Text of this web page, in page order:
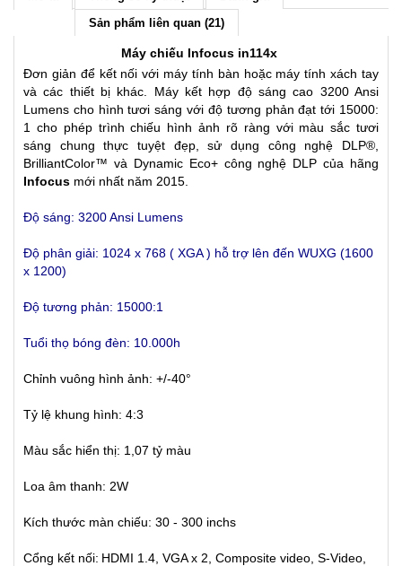
Sản phẩm liên quan (21)
Máy chiếu Infocus in114x
Đơn giản để kết nối với máy tính bàn hoặc máy tính xách tay
và các thiết bị khác. Máy kết hợp độ sáng cao 3200 Ansi
Lumens cho hình tươi sáng với độ tương phản đạt tới 15000:
1 cho phép trình chiếu hình ảnh rõ ràng với màu sắc tươi
sáng chung thực tuyệt đẹp, sử dụng công nghệ DLP®,
BrilliantColor™ và Dynamic Eco+ công nghệ DLP của hãng
Infocus mới nhất năm 2015.
Độ sáng: 3200 Ansi Lumens
Độ phân giải: 1024 x 768 ( XGA ) hỗ trợ lên đến WUXG (1600
x 1200)
Độ tương phản: 15000:1
Tuổi thọ bóng đèn: 10.000h
Chỉnh vuông hình ảnh: +/-40°
Tỷ lệ khung hình: 4:3
Màu sắc hiển thị: 1,07 tỷ màu
Loa âm thanh: 2W
Kích thước màn chiếu: 30 - 300 inchs
Cổng kết nối: HDMI 1.4, VGA x 2, Composite video, S-Video,